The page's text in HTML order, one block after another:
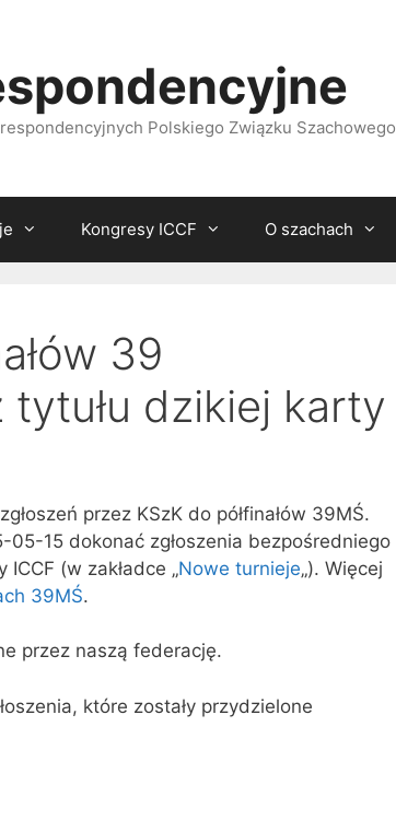
Polskiego Związku Szachowego
Kongresy ICCF O szachach
39
dzikiej karty
przez KSzK do półfinałów 39MŚ.
15 dokonać zgłoszenia bezpośredniego
(w zakładce „Nowe turnieje„). Więcej
39MŚ.
przez naszą federację.
które zostały przydzielone